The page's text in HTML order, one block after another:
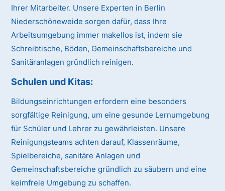
Ihrer Mitarbeiter. Unsere Experten in Berlin
Niederschöneweide sorgen dafür, dass Ihre
Arbeitsumgebung immer makellos ist, indem sie
Schreibtische, Böden, Gemeinschaftsbereiche und
Sanitäranlagen gründlich reinigen.
Schulen und Kitas:
Bildungseinrichtungen erfordern eine besonders
sorgfältige Reinigung, um eine gesunde Lernumgebung
für Schüler und Lehrer zu gewährleisten. Unsere
Reinigungsteams achten darauf, Klassenräume,
Spielbereiche, sanitäre Anlagen und
Gemeinschaftsbereiche gründlich zu säubern und eine
keimfreie Umgebung zu schaffen.